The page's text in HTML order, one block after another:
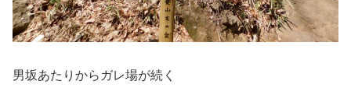
男坂あたりからガレ場が続く